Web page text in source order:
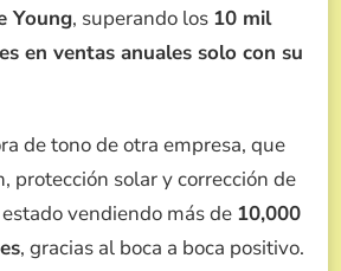
Young, superando los 10 mil
en ventas anuales solo con su
de tono de otra empresa, que
protección solar y corrección de
vendiendo más de 10,000
, gracias al boca a boca positivo.